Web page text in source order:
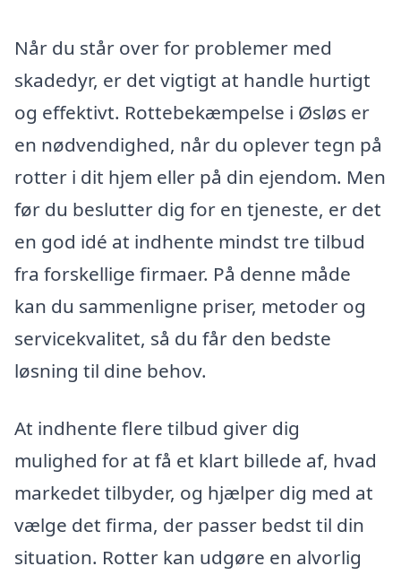
Når du står over for problemer med
skadedyr, er det vigtigt at handle hurtigt
og effektivt. Rottebekæmpelse i Øsløs er
en nødvendighed, når du oplever tegn på
rotter i dit hjem eller på din ejendom. Men
før du beslutter dig for en tjeneste, er det
en god idé at indhente mindst tre tilbud
fra forskellige firmaer. På denne måde
kan du sammenligne priser, metoder og
servicekvalitet, så du får den bedste
løsning til dine behov.
At indhente flere tilbud giver dig
mulighed for at få et klart billede af, hvad
markedet tilbyder, og hjælper dig med at
vælge det firma, der passer bedst til din
situation. Rotter kan udgøre en alvorlig